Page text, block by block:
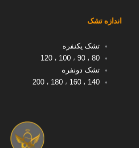
اندازه تشک
تشک یکنفره
80، 90، 100 ، 120
تشک دونفره
140 ، 160 ، 180 ، 200